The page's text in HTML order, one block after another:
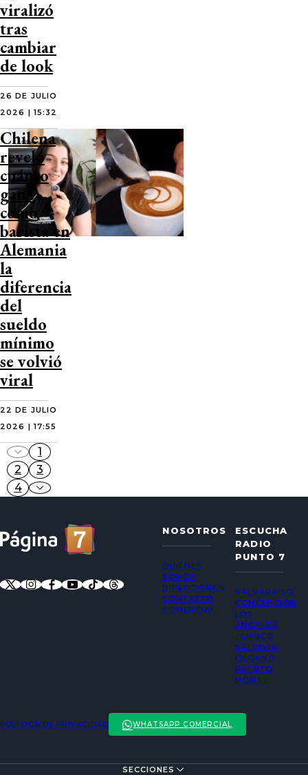
viralizó
tras
cambiar
de look
26 DE JULIO
2026 | 15:32
Chilena
reveló
cuánto
gana
como
barista en
Alemania
la
diferencia
del
sueldo
mínimo
se volvió
viral
22 DE JULIO
2026 | 17:55
1
2
3
4
NOSOTROS
QUIÉNES
SOMOS
DIRECCIONES
CONTACTO
COMERCIAL
ESCUCHA
RADIO
PUNTO 7
VALPARAÍSO
CONCEPCIÓN
LOS
ÁNGELES
TEMUCO
VALDIVIA
OSORNO
PUERTO
MONTT
POLÍTICA DE PRIVACIDAD WHATSAPP COMERCIAL
SECCIONES